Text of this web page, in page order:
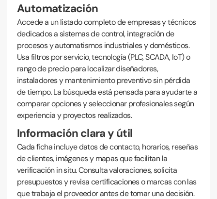
Automatización
Accede a un listado completo de empresas y técnicos
dedicados a sistemas de control, integración de
procesos y automatismos industriales y domésticos.
Usa filtros por servicio, tecnología (PLC, SCADA, IoT) o
rango de precio para localizar diseñadores,
instaladores y mantenimiento preventivo sin pérdida
de tiempo. La búsqueda está pensada para ayudarte a
comparar opciones y seleccionar profesionales según
experiencia y proyectos realizados.
Información clara y útil
Cada ficha incluye datos de contacto, horarios, reseñas
de clientes, imágenes y mapas que facilitan la
verificación in situ. Consulta valoraciones, solicita
presupuestos y revisa certificaciones o marcas con las
que trabaja el proveedor antes de tomar una decisión.